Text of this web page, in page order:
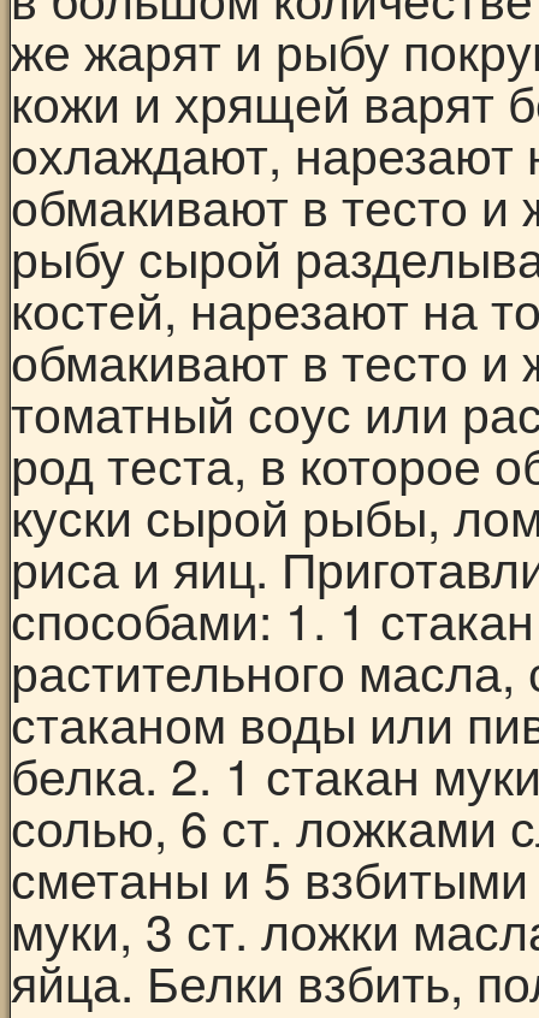
же жарят и рыбу
кожи и хрящей варят
охлаждают, нарезают
обмакивают в тесто
рыбу сырой
костей, нарезают на
обмакивают в тесто
томатный соус или
род теста, в которое
куски сырой рыбы,
риса и яиц.
способами: 1. 1
растительного
стаканом воды или
белка. 2. 1 стакан
солью, 6 ст. ложками
сметаны и 5
муки, 3 ст. ложки
яйца. Белки взбить,